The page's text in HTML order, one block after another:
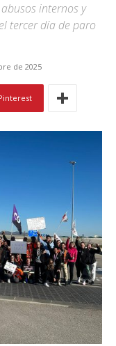
internos y
tercer día de paro
de 2025